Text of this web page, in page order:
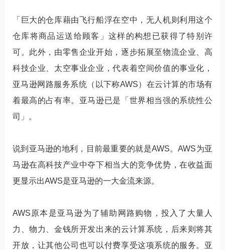
「巨大的仓库藉由飞行船浮在空中，无人机则利用这个
仓库将商品运送给顾客」这样的构想已获得了特别许
可。此外，由零售企业开始，逐步拓展至物流企业、高
科技企业、太空事业企业，代表着空间价值的事业化，
亚马逊网路服务系统（以下称AWS）在云计算的市场有
着最高的占有率。亚马逊已是「世界相当强的系统性公
司」。
说到亚马逊的地利，目前最重要的就是AWS。AWS为亚
马逊在高科技产业中夺下相当大的竞争优势，在收益面
更显示出AWS是亚马逊的一大金流来源。
AWS原本是亚马逊为了辅助网路购物，投入了大量人
力、物力、金钱所开发出来的云计算系统，后来则将其
开放，让其他公司也可以付费享受这项系统的服务。亚